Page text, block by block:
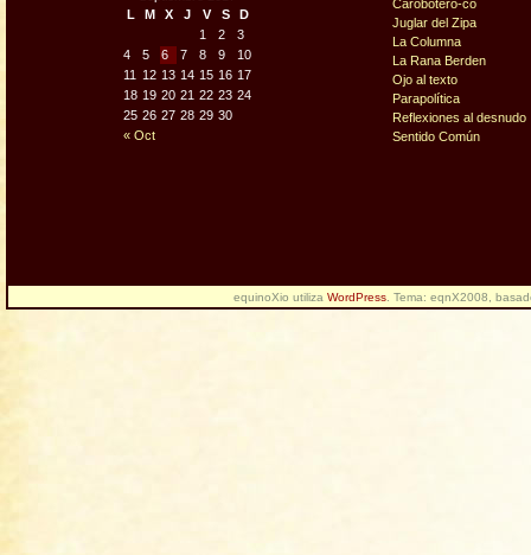
L
M X J V S D
« Oct
1 2
3
4
5 6 7 8 9
10
11
12 13 14 15 16 17
18 19 20 21 22 23 24
25 26 27 28 29 30
Carobotero-co
Juglar del Zipa
La Columna
La Rana Berden
Ojo al texto
Parapolítica
Reflexiones al desnudo
Sentido Común
equinoXio utiliza WordPress. Tema: eqnX2008,